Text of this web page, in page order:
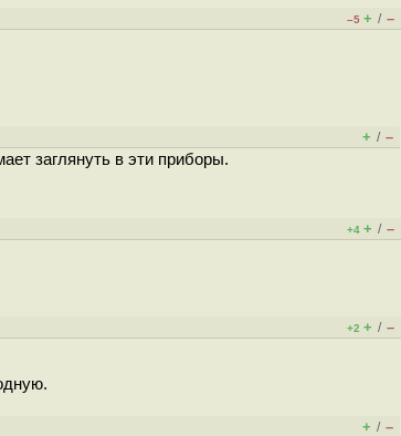
–5 + / –
+ / –
заглянуть в эти приборы.
+4 + / –
+2 + / –
+ / –